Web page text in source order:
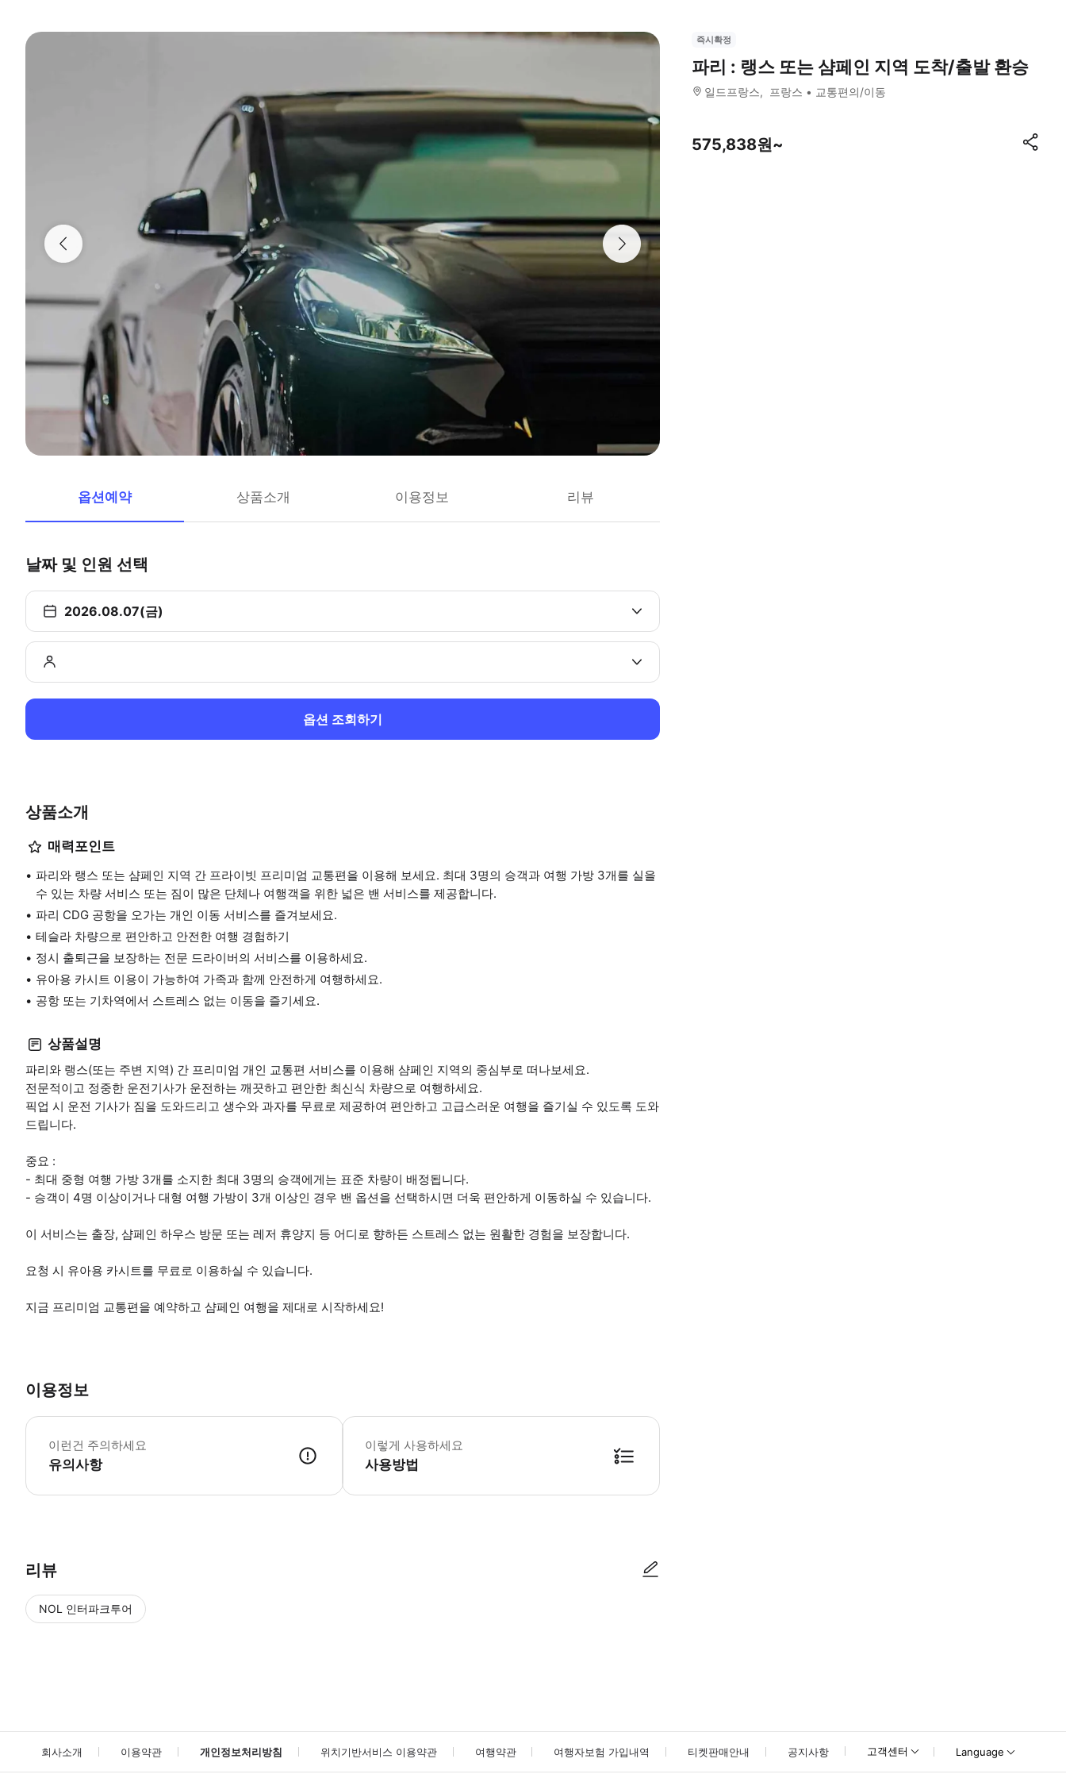
옵션예약 상품소개 이용정보 리뷰
날짜 및 인원 선택
2026.08.07(금)
옵션 조회하기
상품소개
매력포인트
파리와 랭스 또는 샴페인 지역 간 프라이빗 프리미엄 교통편을 이용해 보세요. 최대 3명의 승객과 여행 가방 3개를 실을
수 있는 차량 서비스 또는 짐이 많은 단체나 여행객을 위한 넓은 밴 서비스를 제공합니다.
파리 CDG 공항을 오가는 개인 이동 서비스를 즐겨보세요.
테슬라 차량으로 편안하고 안전한 여행 경험하기
정시 출퇴근을 보장하는 전문 드라이버의 서비스를 이용하세요.
유아용 카시트 이용이 가능하여 가족과 함께 안전하게 여행하세요.
공항 또는 기차역에서 스트레스 없는 이동을 즐기세요.
상품설명
파리와 랭스(또는 주변 지역) 간 프리미엄 개인 교통편 서비스를 이용해 샴페인 지역의 중심부로 떠나보세요.
전문적이고 정중한 운전기사가 운전하는 깨끗하고 편안한 최신식 차량으로 여행하세요.
픽업 시 운전 기사가 짐을 도와드리고 생수와 과자를 무료로 제공하여 편안하고 고급스러운 여행을 즐기실 수 있도록 도와
드립니다.
중요 :
- 최대 중형 여행 가방 3개를 소지한 최대 3명의 승객에게는 표준 차량이 배정됩니다.
- 승객이 4명 이상이거나 대형 여행 가방이 3개 이상인 경우 밴 옵션을 선택하시면 더욱 편안하게 이동하실 수 있습니다.
이 서비스는 출장, 샴페인 하우스 방문 또는 레저 휴양지 등 어디로 향하든 스트레스 없는 원활한 경험을 보장합니다.
요청 시 유아용 카시트를 무료로 이용하실 수 있습니다.
지금 프리미엄 교통편을 예약하고 샴페인 여행을 제대로 시작하세요!
이용정보
이런건 주의하세요
유의사항
예약 후 WhatsApp 또는 SMS를 통해 관리자에게 직접 연락하여 도착 및 출발 세부 정보를 정리하세요. 연락처는 예약 확인 메일에 안내되어 있습니다. 이
이렇게 사용하세요
사용방법
리뷰
NOL 인터파크투어
즉시확정
파리 : 랭스 또는 샴페인 지역 도착/출발 환승
일드프랑스 프랑스 교통편의/이동
575,838원~
회사소개 이용약관 개인정보처리방침 위치기반서비스 이용약관 여행약관 여행자보험 가입내역 티켓판매안내 공지사항 고객센터 Language